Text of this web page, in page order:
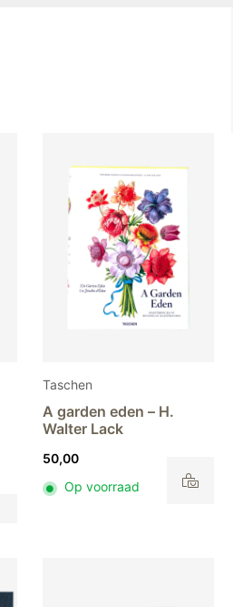
Taschen
A garden eden – H.
Walter Lack
50,00
Op voorraad